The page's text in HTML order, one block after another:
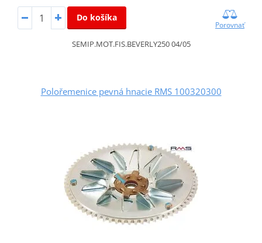
Do košíka
Porovnať
SEMIP.MOT.FIS.BEVERLY250 04/05
Polořemenice pevná hnacie RMS 100320300